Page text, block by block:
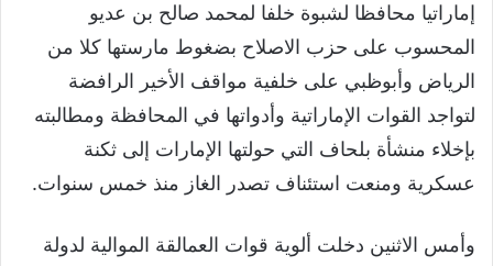
إماراتيا محافظا لشبوة خلفا لمحمد صالح بن عديو
المحسوب على حزب الاصلاح بضغوط مارستها كلا من
الرياض وأبوظبي على خلفية مواقف الأخير الرافضة
لتواجد القوات الإماراتية وأدواتها في المحافظة ومطالبته
بإخلاء منشأة بلحاف التي حولتها الإمارات إلى ثكنة
عسكرية ومنعت استئناف تصدر الغاز منذ خمس سنوات.
وأمس الاثنين دخلت ألوية قوات العمالقة الموالية لدولة